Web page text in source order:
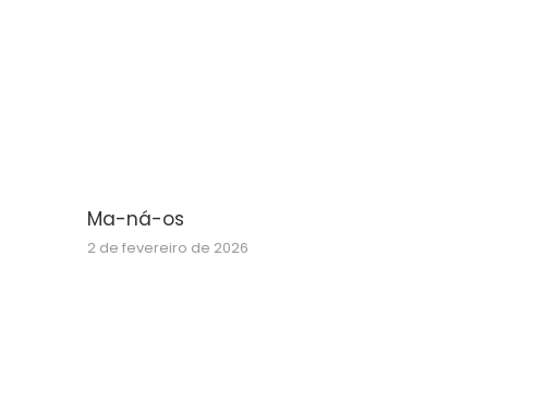
Ma-ná-os
2 de fevereiro de 2026